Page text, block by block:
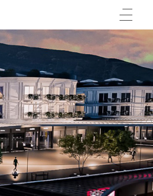
דף בית
אודות
פרויקטים
קריירה
מקרי בוחן
יצירת קשר
English


